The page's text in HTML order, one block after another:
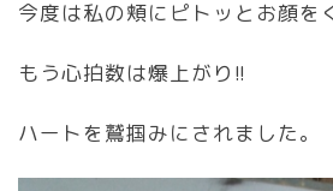
今度は私の頬にピトッとお顔を
もう心拍数は爆上がり!!
ハートを鷲掴みにされました。